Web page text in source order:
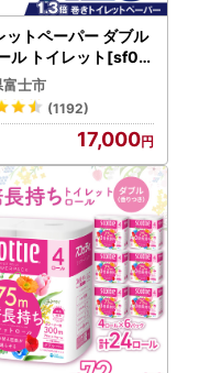
ットペーパー ダブル
ル トイレット[sf00
士市
(1192)
17,000